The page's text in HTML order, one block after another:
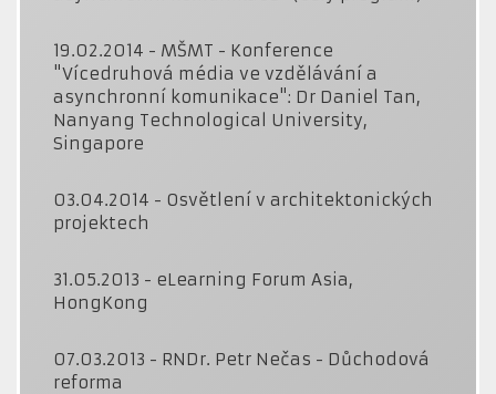
19.02.2014 - MŠMT - Konference
"Vícedruhová média ve vzdělávání a
asynchronní komunikace": Dr Daniel Tan,
Nanyang Technological University,
Singapore
03.04.2014 - Osvětlení v architektonických
projektech
31.05.2013 - eLearning Forum Asia,
HongKong
07.03.2013 - RNDr. Petr Nečas - Důchodová
reforma